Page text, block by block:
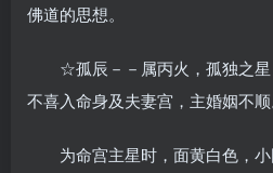
佛道的思想。
☆孤辰－－属丙火，孤独之星
不喜入命身及夫妻宫，主婚姻不顺
为命宫主星时，面黄白色，小